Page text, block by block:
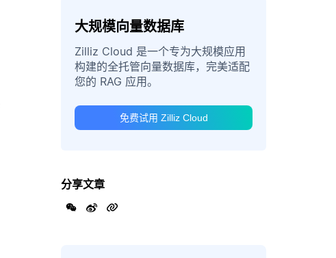
大规模向量数据库
Zilliz Cloud 是一个专为大规模应用
构建的全托管向量数据库，完美适配
您的 RAG 应用。
免费试用 Zilliz Cloud
分享文章